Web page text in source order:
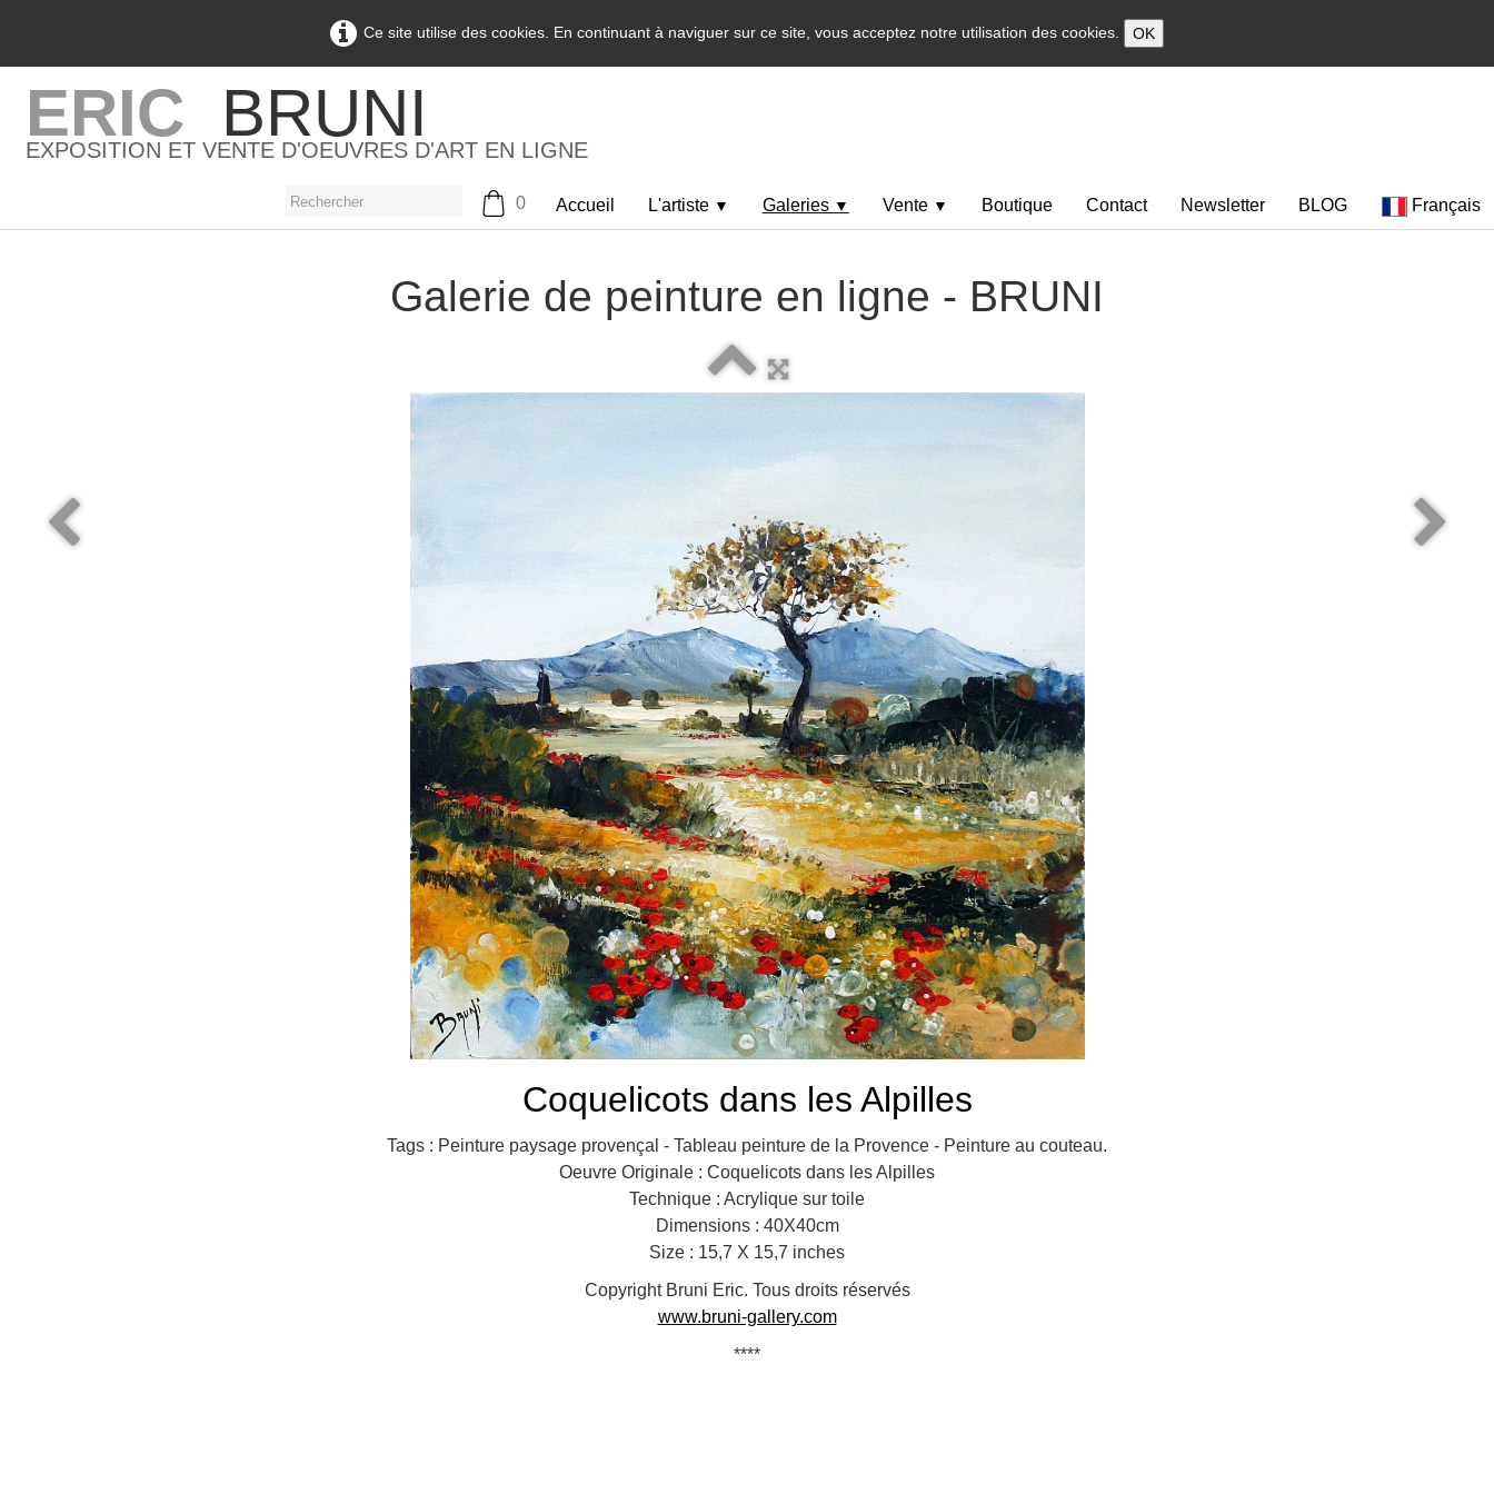
Ce site utilise des cookies. En continuant à naviguer sur ce site, vous acceptez notre utilisation des cookies. OK
ERIC BRUNI
EXPOSITION ET VENTE D'OEUVRES D'ART EN LIGNE
0 Accueil L'artiste ▼ Galeries ▼ Vente ▼ Boutique Contact Newsletter BLOG Français
Galerie de peinture en ligne - BRUNI
Coquelicots dans les Alpilles
Tags : Peinture paysage provençal - Tableau peinture de la Provence - Peinture au couteau.
Oeuvre Originale : Coquelicots dans les Alpilles
Technique : Acrylique sur toile
Dimensions : 40X40cm
Size : 15,7 X 15,7 inches
Copyright Bruni Eric. Tous droits réservés
www.bruni-gallery.com
****